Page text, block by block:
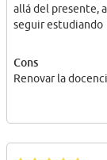
allá del presente,
seguir estudiando
Cons
Renovar la